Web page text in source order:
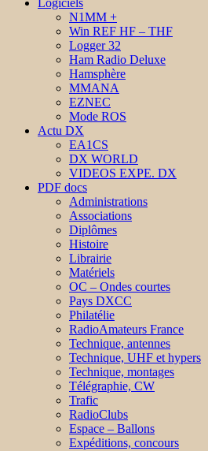
Logiciels
N1MM +
Win REF HF – THF
Logger 32
Ham Radio Deluxe
Hamsphère
MMANA
EZNEC
Mode ROS
Actu DX
EA1CS
DX WORLD
VIDEOS EXPE. DX
PDF docs
Administrations
Associations
Diplômes
Histoire
Librairie
Matériels
OC – Ondes courtes
Pays DXCC
Philatélie
RadioAmateurs France
Technique, antennes
Technique, UHF et hypers
Technique, montages
Télégraphie, CW
Trafic
RadioClubs
Espace – Ballons
Expéditions, concours